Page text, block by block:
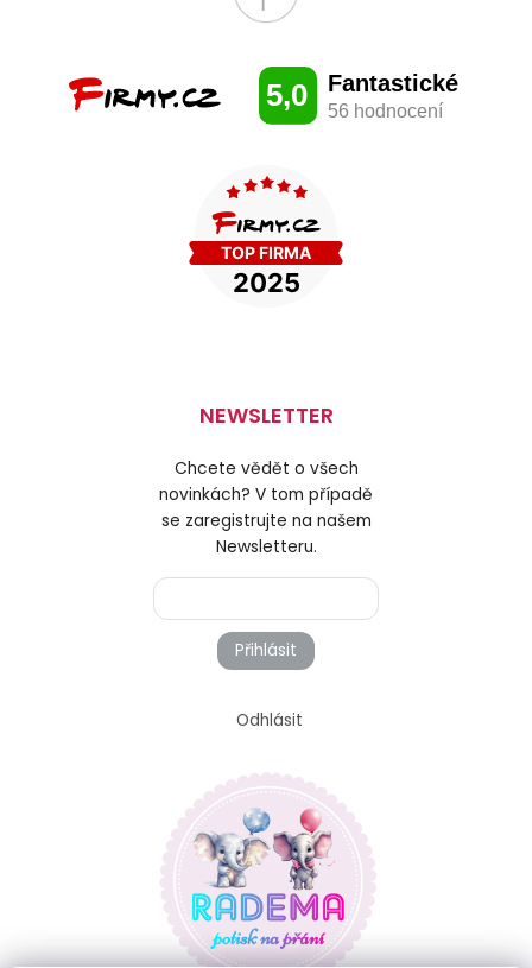
NEWSLETTER
Chcete vědět o všech
novinkách? V tom případě
se zaregistrujte na našem
Newsletteru.
Přihlásit
Odhlásit